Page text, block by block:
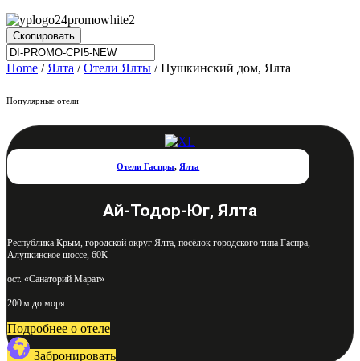
Скопировать
Home / Ялта /Отели Ялты / Пушкинский дом, Ялта
Популярные отели
Отели Гаспры, Ялта
Ай-Тодор-Юг, Ялта
Республика Крым, городской округ Ялта, посёлок городского типа Гаспра,
Алупкинское шоссе, 60К
ост. «Санаторий Марат»
200 м до моря
Подробнее о отеле
Забронировать